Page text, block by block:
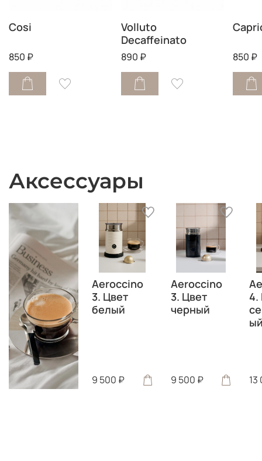
Cosi
850 ₽
Volluto
Decaffeinato
890 ₽ 850 ₽
Аксессуары
Aeroccino
3. Цвет
белый
9 500 ₽
Aeroccino
3. Цвет
черный
9 500 ₽
4.